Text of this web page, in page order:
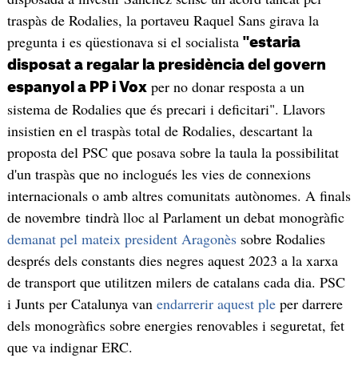
traspàs de Rodalies, la portaveu Raquel Sans girava la
pregunta i es qüestionava si el socialista "estaria
disposat a regalar la presidència del govern
espanyol a PP i Voxper no donar resposta a un
sistema de Rodalies que és precari i deficitari". Llavors
insistien en el traspàs total de Rodalies, descartant la
proposta del PSC que posava sobre la taula la possibilitat
d'un traspàs que no inclogués les vies de connexions
internacionals o amb altres comunitats autònomes. A finals
de novembre tindrà lloc al Parlament un debat monogràfic
demanat pel mateix president Aragonèssobre Rodalies
després dels constants dies negres aquest 2023 a la xarxa
de transport que utilitzen milers de catalans cada dia. PSC
i Junts per Catalunya van endarrerir aquest ple per darrere
dels monogràfics sobre energies renovables i seguretat, fet
que va indignar ERC.